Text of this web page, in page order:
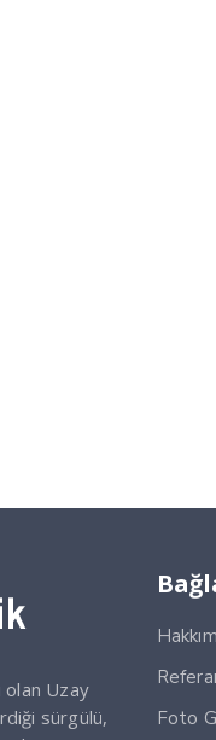
olan Uzay
sürgülü,
Foto